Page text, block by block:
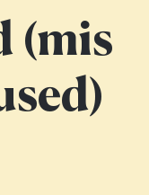
(mis